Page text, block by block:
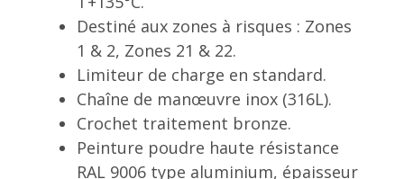
Destiné aux zones à risques : Zones
1 & 2, Zones 21 & 22.
Limiteur de charge en standard.
Chaîne de manœuvre inox (316L).
Crochet traitement bronze.
Peinture poudre haute résistance
RAL 9006 type aluminium, épaisseur